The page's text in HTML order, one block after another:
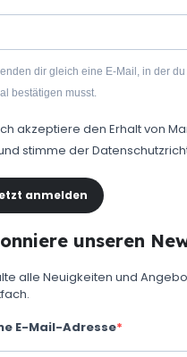
dir gleich eine E-Mail, in der du
bestätigen musst.
akzeptiere den Erhalt von
stimme der
anmelden
unseren
alle Neuigkeiten und
E-Mail-Adresse